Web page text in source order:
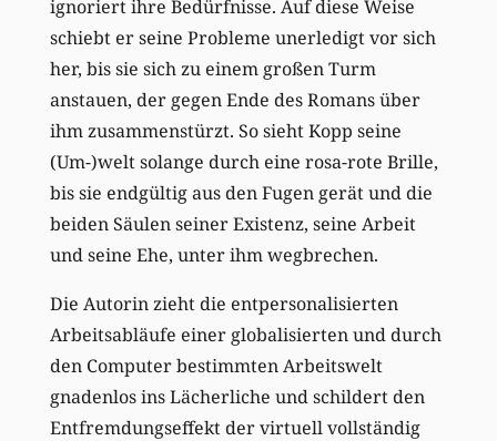
ignoriert ihre Bedürfnisse. Auf diese Weise
schiebt er seine Probleme unerledigt vor sich
her, bis sie sich zu einem großen Turm
anstauen, der gegen Ende des Romans über
ihm zusammenstürzt. So sieht Kopp seine
(Um-)welt solange durch eine rosa-rote Brille,
bis sie endgültig aus den Fugen gerät und die
beiden Säulen seiner Existenz, seine Arbeit
und seine Ehe, unter ihm wegbrechen.
Die Autorin zieht die entpersonalisierten
Arbeitsabläufe einer globalisierten und durch
den Computer bestimmten Arbeitswelt
gnadenlos ins Lächerliche und schildert den
Entfremdungseffekt der virtuell vollständig